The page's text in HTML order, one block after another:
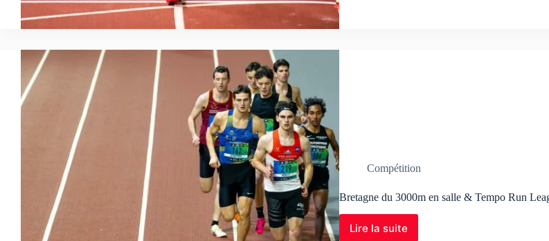
Compétition
Bretagne du 3000m en salle & Tempo Run
Lire la suite